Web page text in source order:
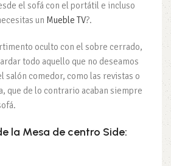
el sofá con el portátil e incluso
un Mueble TV?.
oculto con el sobre cerrado,
todo aquello que no deseamos
salón comedor, como las revistas o
que de lo contrario acaban siempre
la Mesa de centro Side: